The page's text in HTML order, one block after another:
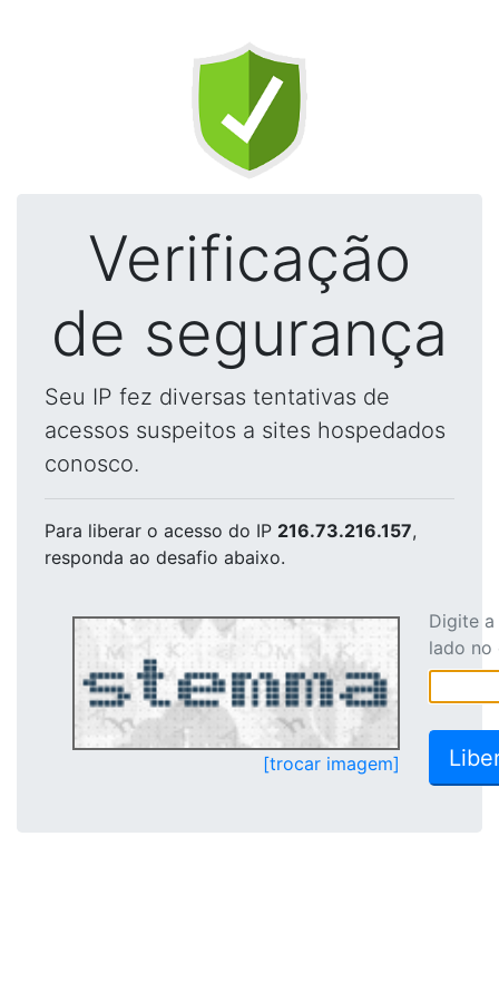
Verificação
de segurança
Seu IP fez diversas tentativas de
acessos suspeitos a sites hospedados
conosco.
Para liberar o acesso do IP 216.73.216.157,
responda ao desafio abaixo.
[trocar imagem]
Digite
lado no